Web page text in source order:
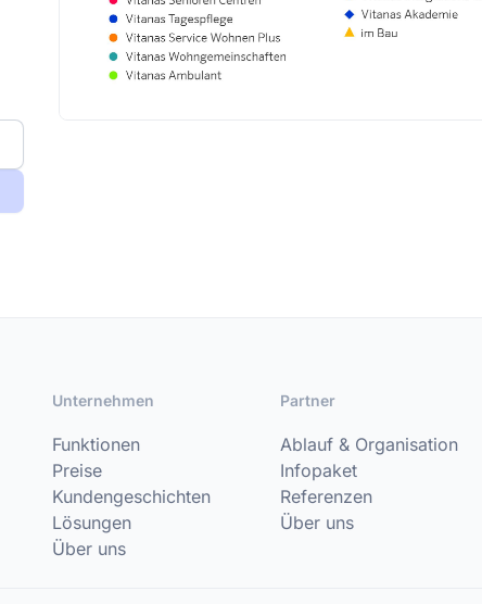
Unternehmen
Funktionen
Preise
Kundengeschichten
Lösungen
Über uns
Partner
Ablauf & Organisation
Infopaket
Referenzen
Über uns